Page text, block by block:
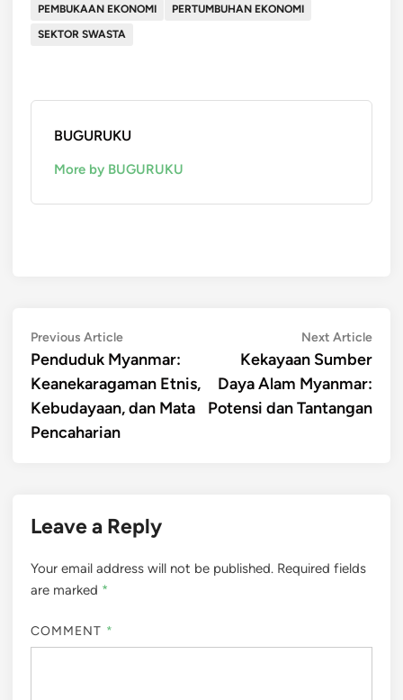
PEMBUKAAN EKONOMI
PERTUMBUHAN EKONOMI
SEKTOR SWASTA
BUGURUKU
More by BUGURUKU
Post
navigation
Previous ArticlePrevious
article:
Penduduk Myanmar:
Keanekaragaman Etnis,
Kebudayaan, dan Mata
Pencaharian
Next ArticleNext
Kekayaan Sumber
Daya Alam Myanmar:
Potensi dan Tantangan
Leave a Reply
Your email address will not be published. Required fields
are marked *
COMMENT *